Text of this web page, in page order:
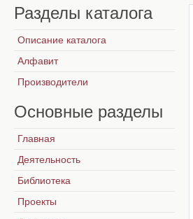
Разделы каталога
Описание каталога
Алфавит
Производители
Основные разделы
Главная
Деятельность
Библиотека
Проекты